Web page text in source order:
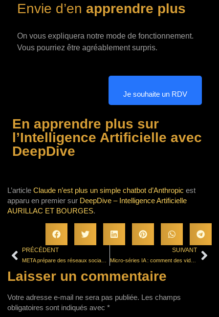
Envie d’en apprendre plus
On vous expliquera notre mode de fonctionnement.
Vous pourriez être agréablement surpris.
Je souhaite un RDV
En apprendre plus sur
l’Intelligence Artificielle avec
DeepDive
L’article Claude n’est plus un simple chatbot d’Anthropic est
apparu en premier sur DeepDive – Intelligence Artificielle
AURILLAC ET BOURGES.
PRÉCÉDENT SUIVANT
Micro-séries IA : comment des vidéos de 60 secondes sont en train de créer une nouvelle addiction
Laisser un commentaire
Votre adresse e-mail ne sera pas publiée. Les champs
obligatoires sont indiqués avec *